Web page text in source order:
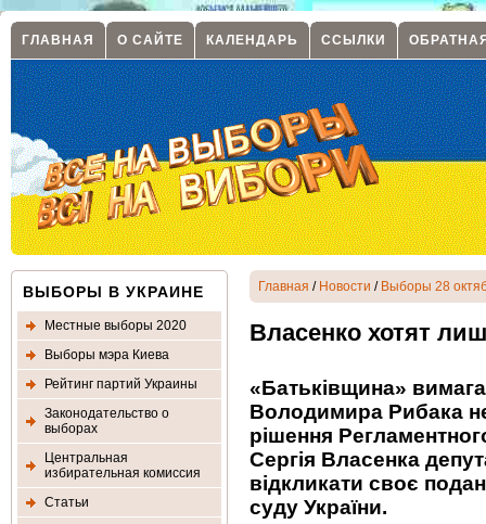
ГЛАВНАЯ О САЙТЕ КАЛЕНДАРЬ ССЫЛКИ
ВЫБОРЫ В УКРАИНЕ
Местные выборы 2020
Выборы мэра Киева
Рейтинг партий Украины
Законодательство о
выборах
Центральная
избирательная комиссия
Статьи
Главная / Новости / Выборы 28
Власенко хотят
«Батьківщина»
Володимира Рибака
рішення
Сергія Власенка
відкликати своє
суду України.